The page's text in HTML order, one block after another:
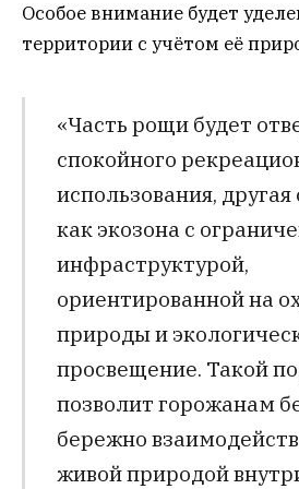
Особое внимание будет
территории с учётом её
«Часть рощи будет
спокойного
использования,
как экозона с
инфраструктурой,
ориентированной на
природы и
просвещение. Такой
позволит горожанам
бережно
живой природой